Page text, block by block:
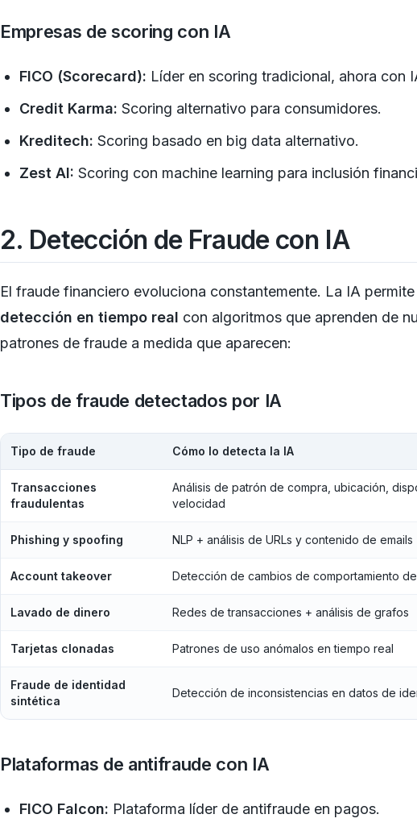
Empresas de scoring con IA
FICO (Scorecard): Líder en scoring tradicional, ahora con
Credit Karma: Scoring alternativo para consumidores.
Kreditech: Scoring basado en big data alternativo.
Zest AI: Scoring con machine learning para inclusión
2. Detección de Fraude con IA
El fraude financiero evoluciona constantemente. La IA permite
detección en tiempo real con algoritmos que aprenden de
patrones de fraude a medida que aparecen:
Tipos de fraude detectados por IA
Tipo de fraude Cómo lo detecta la IA
Transacciones
fraudulentas
Análisis de patrón de compra, ubicación,
velocidad
Phishing y spoofing NLP + análisis de URLs y contenido de emails
Account takeover Detección de cambios de comportamiento
Lavado de dinero Redes de transacciones + análisis de grafos
Tarjetas clonadas Patrones de uso anómalos en tiempo real
Fraude de identidad
sintética
Detección de inconsistencias en datos de
Plataformas de antifraude con IA
FICO Falcon: Plataforma líder de antifraude en pagos.